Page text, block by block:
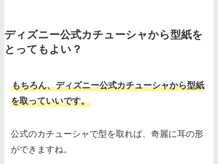
ディズニーランドでベビーカーが
借りられない理由は？予約有無や
ディズニーはサンダルでも疲れな
い？厚底やスポーツサンダルなら
ディズニー公式カチューシャから型紙を
とってもよい？
もちろん、ディズニー公式カチューシャから型紙
を取っていいです。
公式のカチューシャで型を取れば、奇麗に耳の形
ができますね。